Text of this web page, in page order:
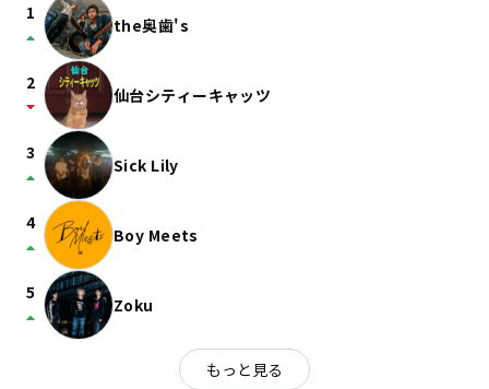
1
arrow_drop_up the奥歯's
2
arrow_drop_down 仙台シティーキャッツ
3
arrow_drop_up Sick Lily
4
arrow_drop_up Boy Meets
5
arrow_drop_up Zoku
もっと見る